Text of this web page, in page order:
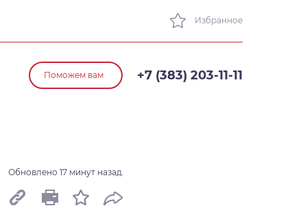
Избранное
Поможем вам +7 (383) 203-11-11
Обновлено 17 минут назад.